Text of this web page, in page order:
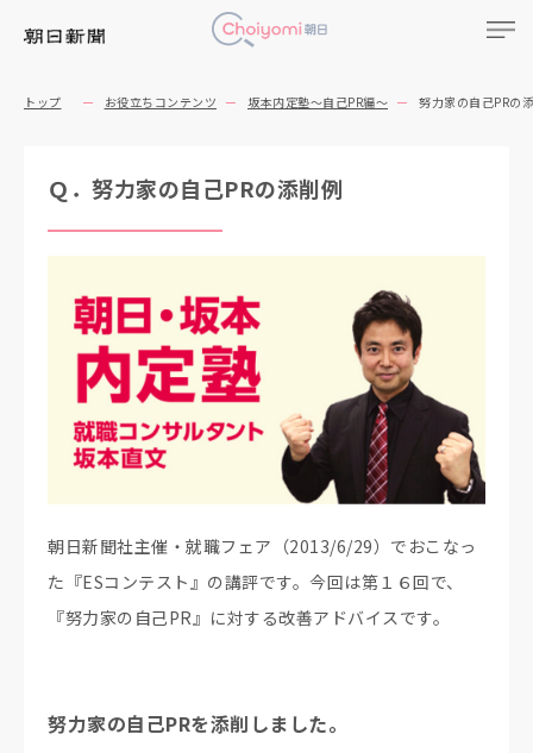
トップ お役立ちコンテンツ 坂本内定塾～自己PR編～ 努力家の自己PRの
Ｑ．努力家の自己PRの添削例
朝日新聞社主催・就職フェア（2013/6/29）でおこなっ
た『ESコンテスト』の講評です。今回は第１６回で、
『努力家の自己PR』に対する改善アドバイスです。
努力家の自己PRを添削しました。